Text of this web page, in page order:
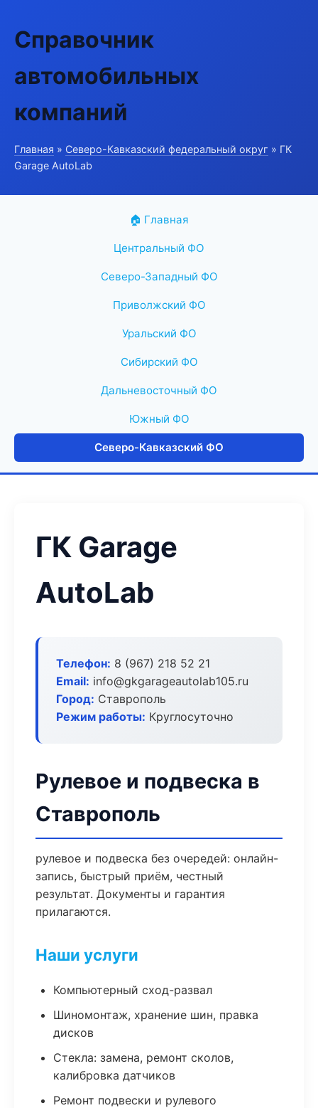
Справочник
автомобильных
компаний
Главная » Северо-Кавказский федеральный округ » ГК
Garage AutoLab
🏠 Главная
Центральный ФО
Северо-Западный ФО
Приволжский ФО
Уральский ФО
Сибирский ФО
Дальневосточный ФО
Южный ФО
Северо-Кавказский ФО
ГК Garage
AutoLab
Телефон: 8 (967) 218 52 21
Email: info@gkgarageautolab105.ru
Город: Ставрополь
Режим работы: Круглосуточно
Рулевое и подвеска в
Ставрополь
рулевое и подвеска без очередей: онлайн-
запись, быстрый приём, честный
результат. Документы и гарантия
прилагаются.
Наши услуги
Компьютерный сход-развал
Шиномонтаж, хранение шин, правка
дисков
Стекла: замена, ремонт сколов,
калибровка датчиков
Ремонт подвески и рулевого